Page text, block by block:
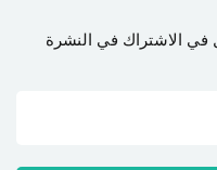
في الاشتراك في النشرة